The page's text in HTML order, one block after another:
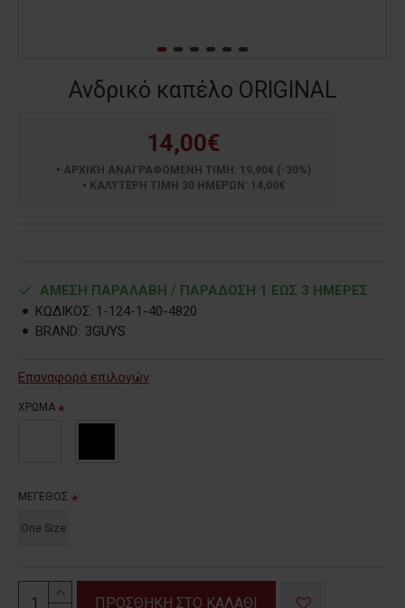
Ανδρικό καπέλο ORIGINAL
14,00€
ΑΡΧΙΚΗ ΑΝΑΓΡΑΦΟΜΕΝΗ ΤΙΜΗ: 19,90€ (-30%)
ΚΑΛΥΤΕΡΗ ΤΙΜΗ 30 ΗΜΕΡΩΝ: 14,00€
Επαναφορά επιλογών
ΧΡΩΜΑ
ΜΕΓΕΘΟΣ
One Size
ΠΡΟΣΘΗΚΗ ΣΤΟ ΚΑΛΑΘΙ
ΑΜΕΣΗ ΠΑΡΑΛΑΒΗ / ΠΑΡΑΔOΣΗ 1 ΕΩΣ 3 ΗΜΕΡΕΣ
ΚΩΔΙΚΟΣ: 1-124-1-40-4820
BRAND: 3GUYS